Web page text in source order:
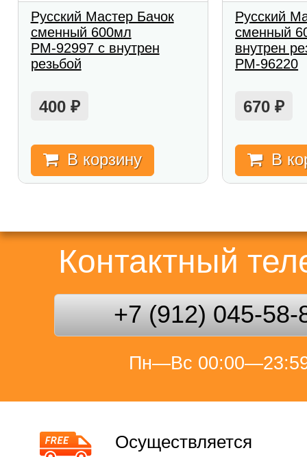
Русский Мастер Бачок
сменный 600мл
РМ-92997 с внутрен
резьбой
400 ₽
В корзину
Русский
сменный
внутрен
РМ-96220
670₽
В
Контактный
+7 (912) 045-58-
Пн—Вс
Осуществляется